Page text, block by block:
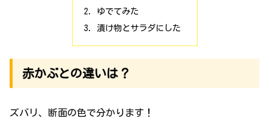
ゆでてみた
漬け物とサラダにした
赤かぶとの違いは？
ズバリ、断面の色で分かります！